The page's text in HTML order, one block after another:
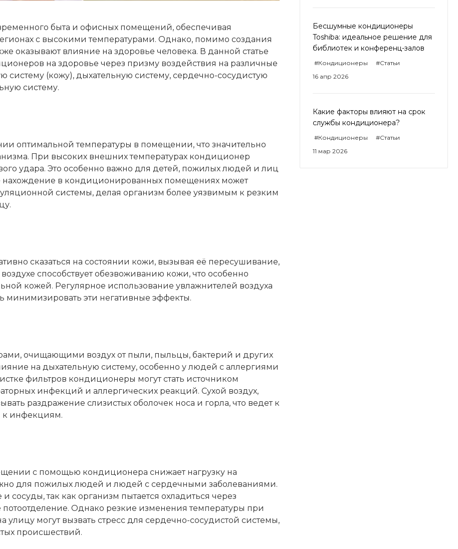
Бесшумные кондиционеры
Toshiba: идеальное решение для
библиотек и конференц-залов
#Кондиционеры
#Статьи
16 апр 2026
Какие факторы влияют на срок
службы кондиционера?
#Кондиционеры
#Статьи
11 мар 2026
быта и офисных помещений, обеспечивая
с высокими температурами. Однако, помимо создания
оказывают влияние на здоровье человека. В данной статье
на здоровье через призму воздействия на различные
(кожу), дыхательную систему, сердечно-сосудистую
систему.
оптимальной температуры в помещении, что значительно
При высоких внешних температурах кондиционер
удара. Это особенно важно для детей, пожилых людей и лиц
нахождение в кондиционированных помещениях может
системы, делая организм более уязвимым к резким
сказаться на состоянии кожи, вызывая её пересушивание,
способствует обезвоживанию кожи, что особенно
кожей. Регулярное использование увлажнителей воздуха
эти негативные эффекты.
очищающими воздух от пыли, пыльцы, бактерий и других
на дыхательную систему, особенно у людей с аллергиями
фильтров кондиционеры могут стать источником
инфекций и аллергических реакций. Сухой воздух,
раздражение слизистых оболочек носа и горла, что ведет к
к инфекциям.
с помощью кондиционера снижает нагрузку на
для пожилых людей и людей с сердечными заболеваниями.
сосуды, так как организм пытается охладиться через
Однако резкие изменения температуры при
могут вызвать стресс для сердечно-сосудистой системы,
происшествий.